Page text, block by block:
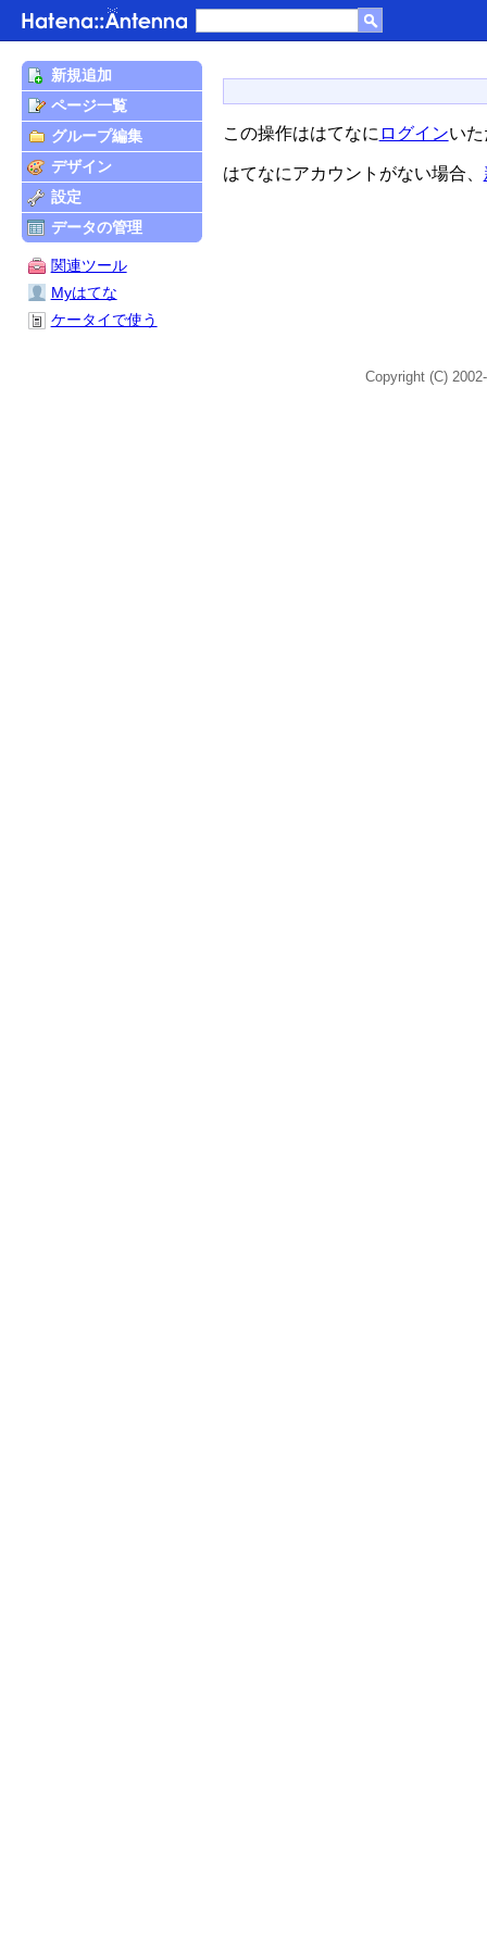
この操作ははてなに ログインい
はてなにアカウントがない場合、
新規追加
ページ一覧
グループ編集
デザイン
設定
データの管理
関連ツール
Myはてな
ケータイで使う
Copyright (C)